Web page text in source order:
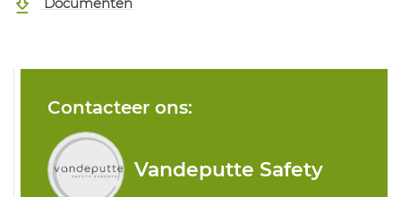
Contacteer ons:
Vandeputte Safety